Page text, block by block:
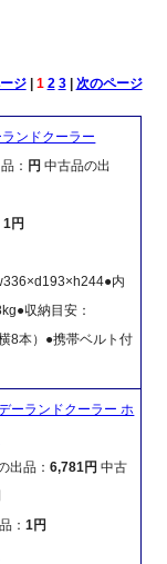
ジ| 1 2 3| 次のページ
ンドクーラー
： 円 中古品の出
1円
内
収納目安：
8本）●携帯ベルト付
ーランドクーラー ホ
出品：6,781円 中古
：1円